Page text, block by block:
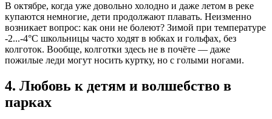
В октябре, когда уже довольно холодно и даже летом в реке
купаются немногие, дети продолжают плавать. Неизменно
возникает вопрос: как они не болеют? Зимой при температуре
-2...-4°C школьницы часто ходят в юбках и гольфах, без
колготок. Вообще, колготки здесь не в почёте — даже
пожилые леди могут носить куртку, но с голыми ногами.
4. Любовь к детям и волшебство в
парках